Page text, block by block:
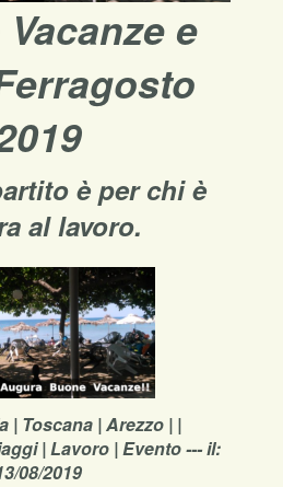
e
è per chi è
al lavoro.
| Toscana | Arezzo | |
| Lavoro | Evento --- il:
08/2019